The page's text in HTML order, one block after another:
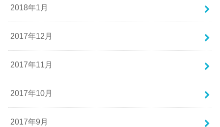
2018年1月
2017年12月
2017年11月
2017年10月
2017年9月